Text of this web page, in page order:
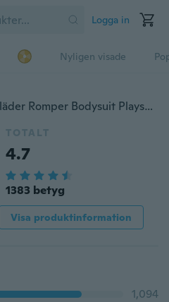
Logga in
Nyligen visade
Nyfödda barnflickor Tutu kläder Romper Bodysuit Playsuit + kjolar
TOTALT
4.7
1383 betyg
Visa produktinformation
1,094